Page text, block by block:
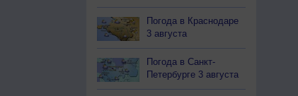
Погода в Краснодаре
3 августа
Погода в Санкт-
Петербурге 3 августа